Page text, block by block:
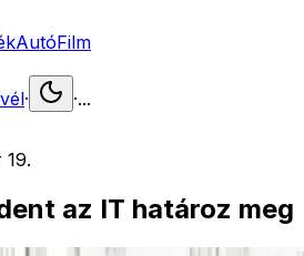
AutóFilm
· ·...
19.
az IT határoz meg